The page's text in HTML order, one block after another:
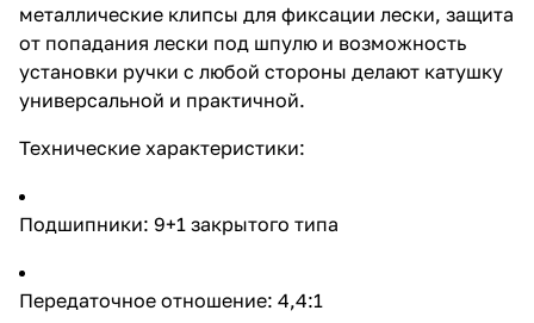
0,30мм/220м 0,35мм/160м
0,40мм/120м 9000 0,40мм/310м
0,45мм/250м 0,50мм/210м вес
металлические клипсы для фиксации лески, защита
от попадания лески под шпулю и возможность
установки ручки с любой стороны делают катушку
универсальной и практичной.
Технические характеристики:
Подшипники: 9+1 закрытого типа
Передаточное отношение: 4,4:1